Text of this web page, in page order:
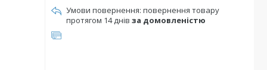
повернення товару
протягом 14 днів за домовленістю